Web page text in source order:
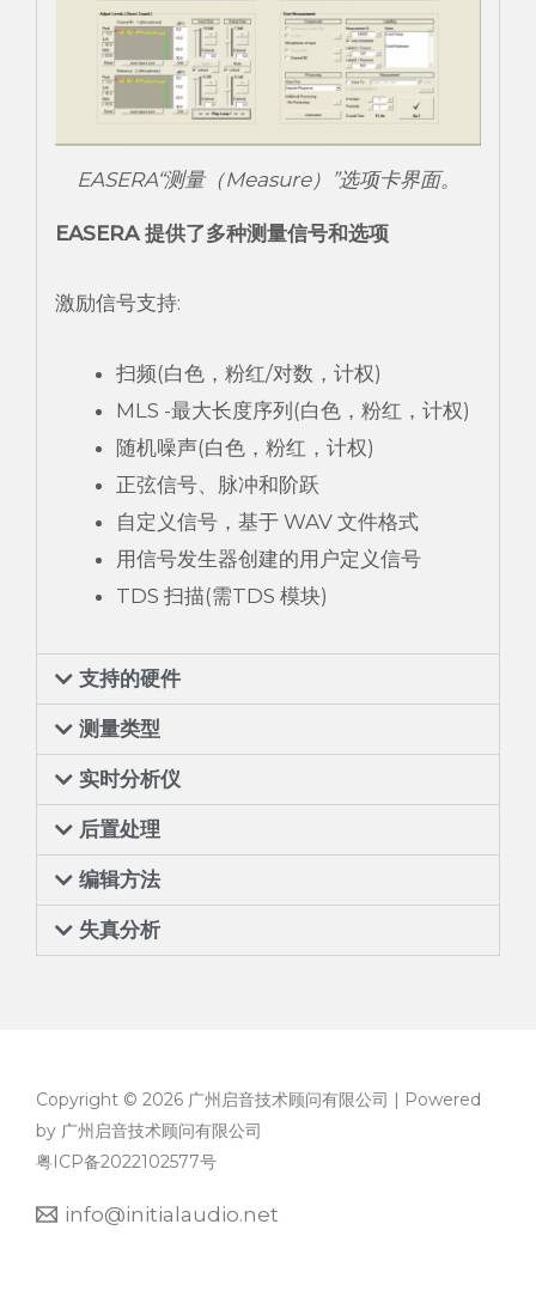
EASERA“测量（Measure）”选项卡界面。
EASERA 提供了多种测量信号和选项
激励信号支持:
扫频(白色，粉红/对数，计权)
MLS -最大长度序列(白色，粉红，计权)
随机噪声(白色，粉红，计权)
正弦信号、脉冲和阶跃
自定义信号，基于 WAV 文件格式
用信号发生器创建的用户定义信号
TDS 扫描(需TDS 模块)
支持的硬件
测量类型
实时分析仪
后置处理
编辑方法
失真分析
Copyright © 2026 广州启音技术顾问有限公司 | Powered
by 广州启音技术顾问有限公司
粤ICP备2022102577号
info@initialaudio.net